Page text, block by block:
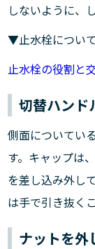
しないように、
▼止水栓につい
止水栓の役割と
切替ハンド
側面についてい
す。キャップは
を差し込み外し
は手で引き抜く
ナットを外